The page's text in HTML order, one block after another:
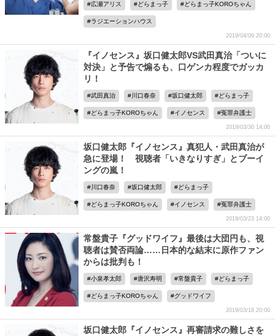
広瀬アリス どらまっ子 どらまっ子KOROちゃん
ラジエーションハウス
2019/04/09 20:00
『イノセンス』坂口健太郎VS武田真治「ついに
対決」と予告で煽るも、口ゲンカ程度でガッカ
リ！
武田真治 川口春奈 坂口健太郎 どらまっ子
どらまっ子KOROちゃん イノセンス 冤罪弁護士
2019/03/30 14:00
坂口健太郎『イノセンス』真犯人・武田真治が
急に登場！ 視聴者「いきなりすぎ」とブーイ
ングの嵐！
川口春奈 坂口健太郎 どらまっ子
どらまっ子KOROちゃん イノセンス 冤罪弁護士
2019/03/23 14:00
常盤貴子『グッドワイフ』最後は大団円も、視
聴者は賛否両論……日本的な結末に原作ファン
からは批判も！
小泉孝太郎 唐沢寿明 常盤貴子 どらまっ子
どらまっ子KOROちゃん グッドワイフ
2019/03/18 20:00
坂口健太郎『イノセンス』再審請求の難しさを